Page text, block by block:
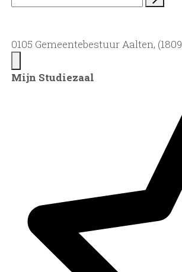
0105 Gemeentebestuur Aalten,
Mijn Studiezaal